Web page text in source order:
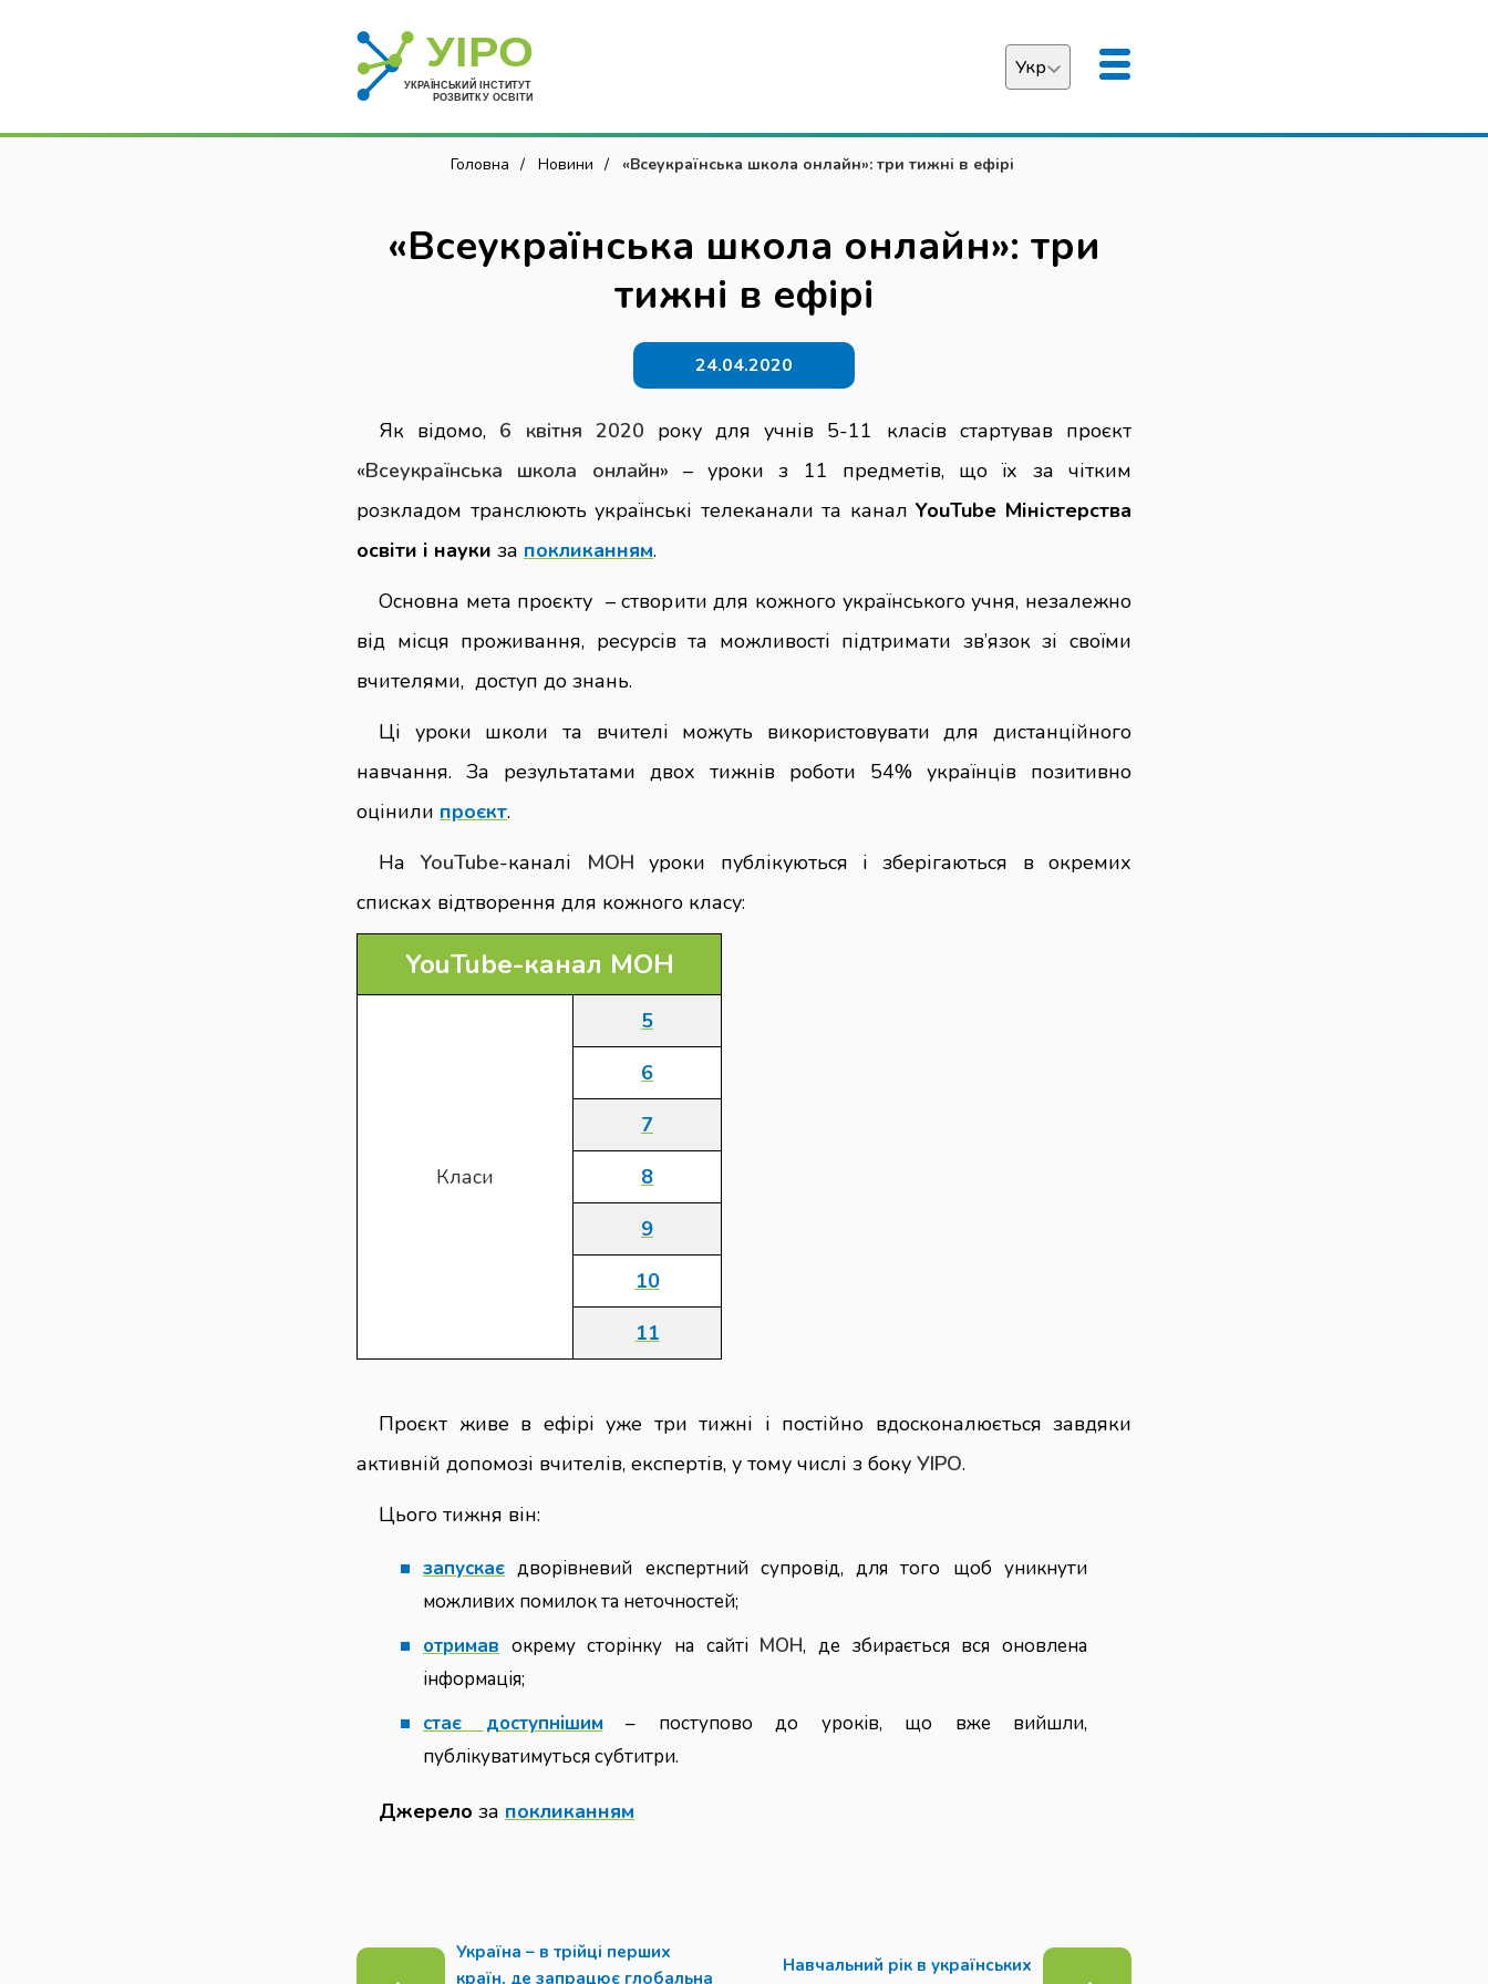
Укр
English
Головна Новини «Всеукраїнська школа онлайн»: три тижні в ефірі
«Всеукраїнська школа онлайн»: три
тижні в ефірі
24.04.2020
Як відомо, 6 квітня 2020 року для учнів 5-11 класів стартував проєкт
«Всеукраїнська школа онлайн» – уроки з 11 предметів, що їх за чітким
розкладом транслюють українські телеканали та каналYouTube Міністерства
освіти і науки за покликанням.
Основна мета проєкту – створити для кожного українського учня, незалежно
від місця проживання, ресурсів та можливості підтримати зв’язок зі своїми
вчителями, доступ до знань.
Ці уроки школи та вчителі можуть використовувати для дистанційного
навчання. За результатами двох тижнів роботи 54% українців позитивно
оцінили проєкт.
На YouTube-каналі МОН уроки публікуються і зберігаються в окремих
списках відтворення для кожного класу:
YouTube-канал МОН
Класи
5
6
7
8
9
10
11
Проєкт живе в ефірі уже три тижні і постійно вдосконалюється завдяки
активній допомозі вчителів, експертів, у тому числі з боку УІРО.
Цього тижня він:
запускає дворівневий експертний супровід, для того щоб уникнути
можливих помилок та неточностей;
отримав окрему сторінку на сайті МОН, де збирається вся оновлена
інформація;
стає доступнішим– поступово до уроків, що вже вийшли,
публікуватимуться субтитри.
Джерело за покликанням
Україна – в трійці перших
країн, де запрацює глобальна
Навчальний рік в українських